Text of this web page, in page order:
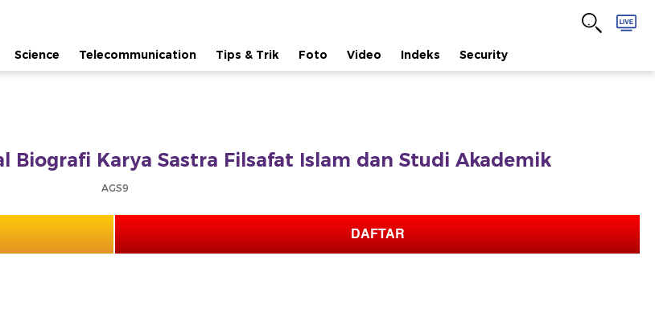
Science Telecommunication Tips & Trik Foto Video Indeks Security
Biografi Karya Sastra Filsafat Islam dan Studi Akademik
AGS9
DAFTAR